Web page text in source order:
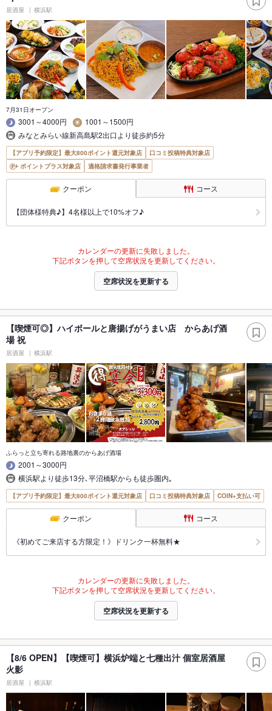
居酒屋 横浜駅
7月31日オープン
3001～4000円
1001～1500円
みなとみらい線新高島駅2出口より徒歩約5分
【アプリ予約限定】最大800ポイント還元対象店
口コミ投稿特典対象店
ポイントプラス対象店
適格請求書発行事業者
クーポン コース
【団体様特典♪】4名様以上で10%オフ♪
カレンダーの更新に失敗しました。
下記ボタンを押して空席状況を更新してください。
空席状況を更新する
【喫煙可◎】ハイボールと唐揚げがうまい店 からあげ酒
場 祝
居酒屋 横浜駅
ふらっと立ち寄れる路地裏のからあげ酒場
2001～3000円
横浜駅より徒歩13分､平沼橋駅からも徒歩圏内｡
【アプリ予約限定】最大800ポイント還元対象店 口コミ投稿特典対象店 COIN+支払い可
クーポン コース
《初めてご来店する方限定！》ドリンク一杯無料★
カレンダーの更新に失敗しました。
下記ボタンを押して空席状況を更新してください。
空席状況を更新する
【8/6 OPEN】【喫煙可】横浜炉端と七種出汁 個室居酒屋
火影
居酒屋 横浜駅